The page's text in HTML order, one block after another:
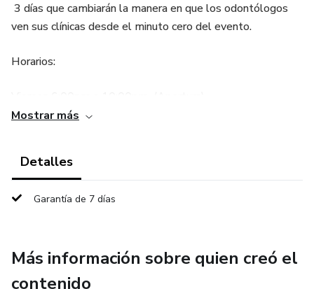
3 días que cambiarán la manera en que los odontólogos
ven sus clínicas desde el minuto cero del evento.
Horarios:
Domingo 8:00am a 12:00pm (Clausura)
Mostrar más
Detalles
Garantía de 7 días
Más información sobre quien creó el
contenido